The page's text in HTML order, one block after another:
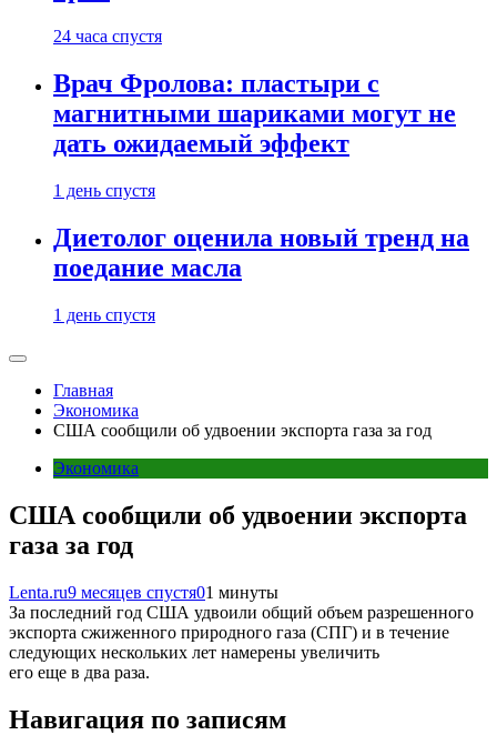
24 часа спустя
Врач Фролова: пластыри с
магнитными шариками могут не
дать ожидаемый эффект
1 день спустя
Диетолог оценила новый тренд на
поедание масла
1 день спустя
Главная
Экономика
США сообщили об удвоении экспорта газа за год
Экономика
США сообщили об удвоении экспорта
газа за год
Lenta.ru9 месяцев спустя01 минуты
За последний год США удвоили общий объем разрешенного
экспорта сжиженного природного газа (СПГ) и в течение
следующих нескольких лет намерены увеличить
его еще в два раза.
Навигация по записям